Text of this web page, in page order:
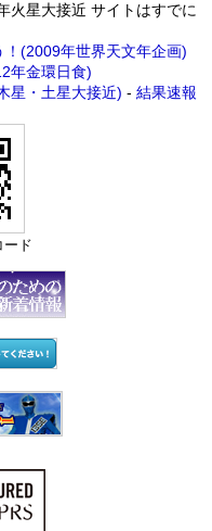
火星大接近 サイトはすでに
(2009年世界天文年企画)
年金環日食)
星・土星大接近) - 結果速報
ード